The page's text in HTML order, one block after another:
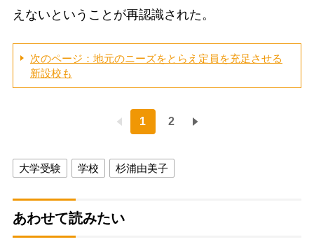
えないということが再認識された。
次のページ：地元のニーズをとらえ定員を充足させる
新設校も
1 2
大学受験 学校 杉浦由美子
あわせて読みたい